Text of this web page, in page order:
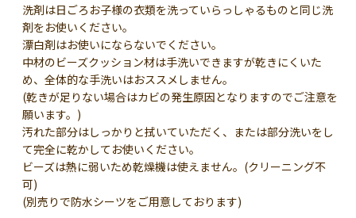
洗剤は日ごろお子様の衣類を洗っていらっしゃるものと同じ洗
剤をお使いください。
漂白剤はお使いにならないでください。
中材のビーズクッション材は手洗いできますが乾きにくいた
め、全体的な手洗いはおススメしません。
(乾きが足りない場合はカビの発生原因となりますのでご注意を
願います。)
汚れた部分はしっかりと拭いていただく、または部分洗いをし
て完全に乾かしてお使いください。
ビーズは熱に弱いため乾燥機は使えません。(クリーニング不
可)
(別売りで防水シーツをご用意しております)